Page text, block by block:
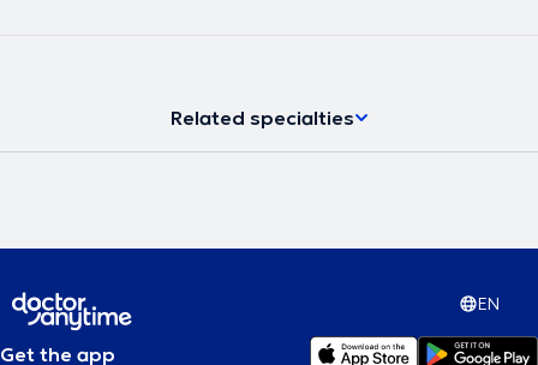
Related specialties
EN
Get the app